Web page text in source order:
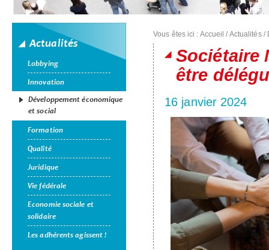
Actualités
Lobbying
Innovation
Développement économique
et social
Formation
Qualité
Juridique
Vie fédérale
Economie sociale et
solidaire
Les adhérents agissent !
Vous êtes ici : Accueil /Actualités/
Sociétaire
être
16 janvier 2024